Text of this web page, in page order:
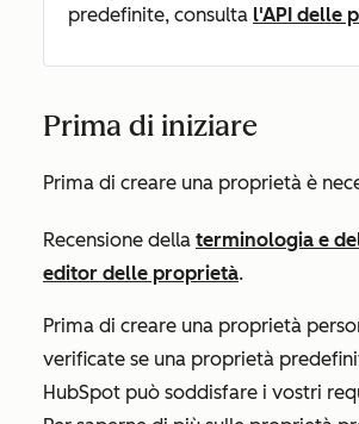
predefinite, consulta l'API delle
Prima di iniziare
Prima di creare una proprietà è
Recensione della terminologia e
editor delle proprietà.
Prima di creare una proprietà
verificate se una proprietà
HubSpot può soddisfare i vostri